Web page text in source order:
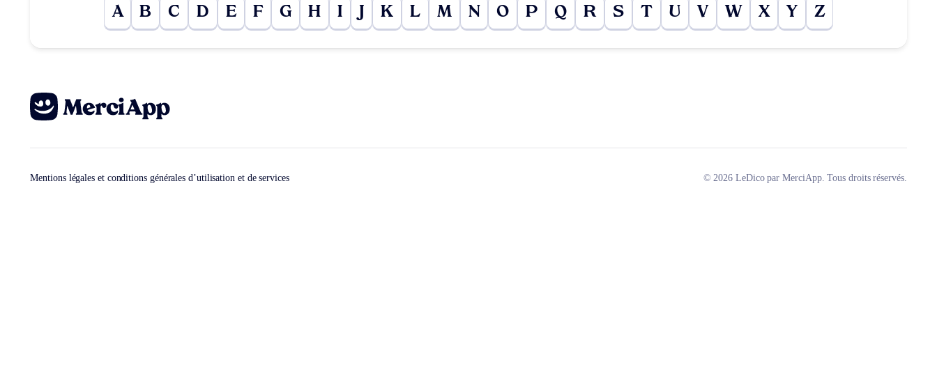
A B C D E F G H I J K L M N O P Q R S T U V W X Y Z
Mentions légales et conditions générales d’utilisation et de services © 2026 LeDico par MerciApp. Tous droits réservés.